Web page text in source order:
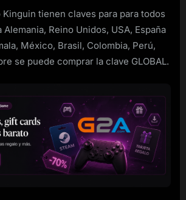
Kinguin tienen claves para para todos
Alemania, Reino Unidos, USA, España
México, Brasil, Colombia, Perú,
se puede comprar la clave GLOBAL.